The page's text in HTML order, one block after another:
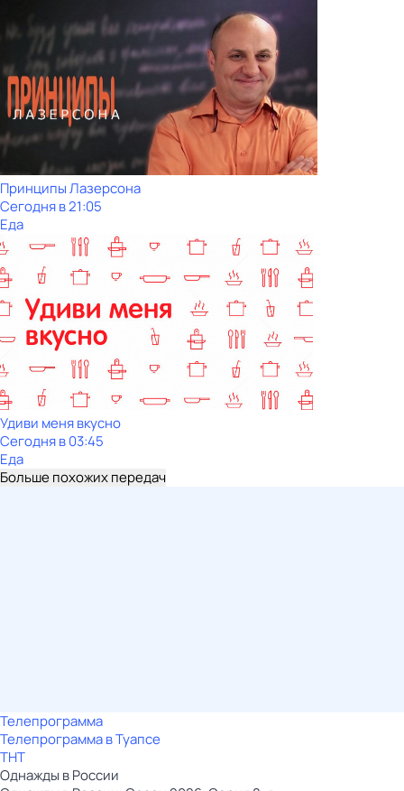
Принципы Лазерсона
Сегодня в 21:05
Еда
Удиви меня вкусно
Сегодня в 03:45
Еда
Больше похожих передач
Телепрограмма
Телепрограмма в Туапсе
ТНТ
Однажды в России